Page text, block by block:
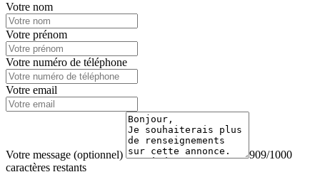
Votre nom
Votre prénom
Votre numéro de téléphone
Votre email
Votre message (optionnel)
909/1000
caractères restants